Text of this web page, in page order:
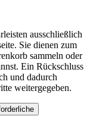
ausschließlich
Sie dienen zum
sammeln oder
Ein Rückschluss
und dadurch
weitergegeben.